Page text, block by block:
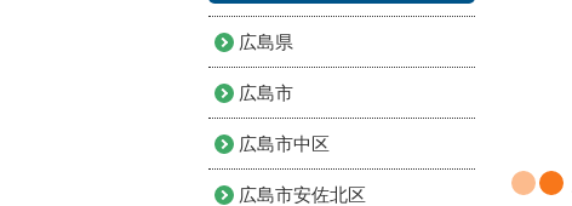
広島県
広島市
広島市中区
広島市安佐北区